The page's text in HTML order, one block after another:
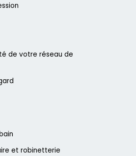
de votre réseau de
et robinetterie